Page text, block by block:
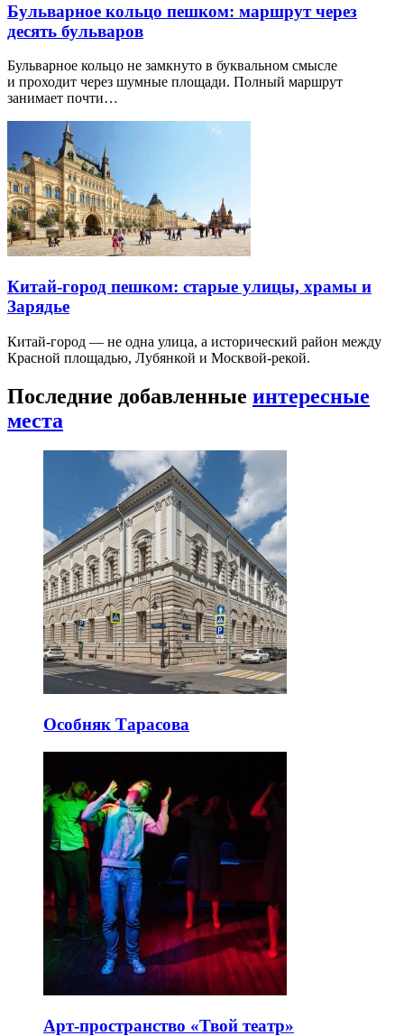
Бульварное кольцо пешком: маршрут через
десять бульваров
Бульварное кольцо не замкнуто в буквальном смысле
и проходит через шумные площади. Полный маршрут
занимает почти…
Китай-город пешком: старые улицы, храмы и
Зарядье
Китай-город — не одна улица, а исторический район между
Красной площадью, Лубянкой и Москвой-рекой.
Последние добавленные интересные
места
Особняк Тарасова
Арт-пространство «Твой театр»